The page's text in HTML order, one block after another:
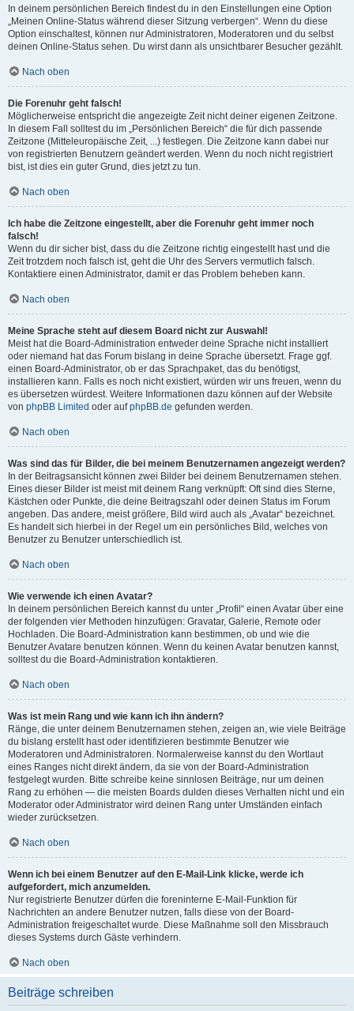
In deinem persönlichen Bereich findest du in den Einstellungen eine Option
„Meinen Online-Status während dieser Sitzung verbergen“. Wenn du diese
Option einschaltest, können nur Administratoren, Moderatoren und du selbst
deinen Online-Status sehen. Du wirst dann als unsichtbarer Besucher gezählt.
Nach oben
Die Forenuhr geht falsch!
Möglicherweise entspricht die angezeigte Zeit nicht deiner eigenen Zeitzone.
In diesem Fall solltest du im „Persönlichen Bereich“ die für dich passende
Zeitzone (Mitteleuropäische Zeit, ...) festlegen. Die Zeitzone kann dabei nur
von registrierten Benutzern geändert werden. Wenn du noch nicht registriert
bist, ist dies ein guter Grund, dies jetzt zu tun.
Nach oben
Ich habe die Zeitzone eingestellt, aber die Forenuhr geht immer noch
falsch!
Wenn du dir sicher bist, dass du die Zeitzone richtig eingestellt hast und die
Zeit trotzdem noch falsch ist, geht die Uhr des Servers vermutlich falsch.
Kontaktiere einen Administrator, damit er das Problem beheben kann.
Nach oben
Meine Sprache steht auf diesem Board nicht zur Auswahl!
Meist hat die Board-Administration entweder deine Sprache nicht installiert
oder niemand hat das Forum bislang in deine Sprache übersetzt. Frage ggf.
einen Board-Administrator, ob er das Sprachpaket, das du benötigst,
installieren kann. Falls es noch nicht existiert, würden wir uns freuen, wenn du
es übersetzen würdest. Weitere Informationen dazu können auf der Website
von phpBB Limited oder aufphpBB.de gefunden werden.
Nach oben
Was sind das für Bilder, die bei meinem Benutzernamen angezeigt werden?
In der Beitragsansicht können zwei Bilder bei deinem Benutzernamen stehen.
Eines dieser Bilder ist meist mit deinem Rang verknüpft: Oft sind dies Sterne,
Kästchen oder Punkte, die deine Beitragszahl oder deinen Status im Forum
angeben. Das andere, meist größere, Bild wird auch als „Avatar“ bezeichnet.
Es handelt sich hierbei in der Regel um ein persönliches Bild, welches von
Benutzer zu Benutzer unterschiedlich ist.
Nach oben
Wie verwende ich einen Avatar?
In deinem persönlichen Bereich kannst du unter „Profil“ einen Avatar über eine
der folgenden vier Methoden hinzufügen: Gravatar, Galerie, Remote oder
Hochladen. Die Board-Administration kann bestimmen, ob und wie die
Benutzer Avatare benutzen können. Wenn du keinen Avatar benutzen kannst,
solltest du die Board-Administration kontaktieren.
Nach oben
Was ist mein Rang und wie kann ich ihn ändern?
Ränge, die unter deinem Benutzernamen stehen, zeigen an, wie viele Beiträge
du bislang erstellt hast oder identifizieren bestimmte Benutzer wie
Moderatoren und Administratoren. Normalerweise kannst du den Wortlaut
eines Ranges nicht direkt ändern, da sie von der Board-Administration
festgelegt wurden. Bitte schreibe keine sinnlosen Beiträge, nur um deinen
Rang zu erhöhen — die meisten Boards dulden dieses Verhalten nicht und ein
Moderator oder Administrator wird deinen Rang unter Umständen einfach
wieder zurücksetzen.
Nach oben
Wenn ich bei einem Benutzer auf den E-Mail-Link klicke, werde ich
aufgefordert, mich anzumelden.
Nur registrierte Benutzer dürfen die foreninterne E-Mail-Funktion für
Nachrichten an andere Benutzer nutzen, falls diese von der Board-
Administration freigeschaltet wurde. Diese Maßnahme soll den Missbrauch
dieses Systems durch Gäste verhindern.
Nach oben
Beiträge schreiben